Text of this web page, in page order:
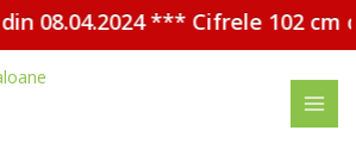
08.04.2024 *** Cifrele 102 cm